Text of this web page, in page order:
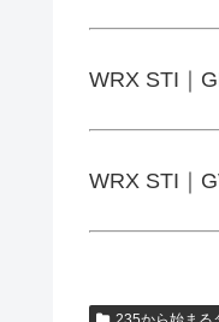
WRX STI｜
WRX STI｜